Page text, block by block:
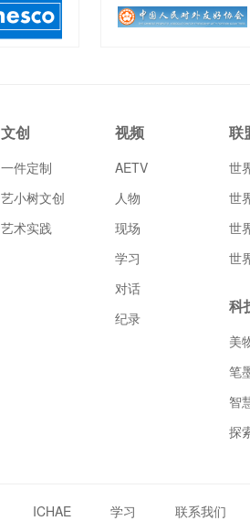
文创
一件定制
艺小树文创
艺术实践
视频
AETV
人物
现场
学习
对话
纪录
联
世
世
世
世
科
美
笔
智
探
ICHAE 学习 联系我们